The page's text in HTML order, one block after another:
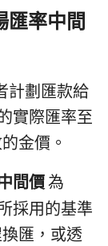
匯率中間
計劃匯款給
實際匯率至
金價。
間價為
採用的基準
匯，或透